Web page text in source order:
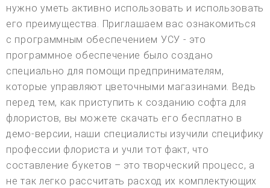
нужно уметь активно использовать и использовать
его преимущества. Приглашаем вас ознакомиться
с программным обеспечением УСУ - это
программное обеспечение было создано
специально для помощи предпринимателям,
которые управляют цветочными магазинами. Ведь
перед тем, как приступить к созданию софта для
флористов, вы можете скачать его бесплатно в
демо-версии, наши специалисты изучили специфику
профессии флориста и учли тот факт, что
составление букетов – это творческий процесс, а
не так легко рассчитать расход их комплектующих